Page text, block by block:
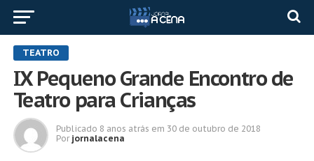
TEATRO
IX Pequeno Grande Encontro de
Teatro para Crianças
Publicado 8 anos atrás em 30 de outubro de 2018
Por jornalacena